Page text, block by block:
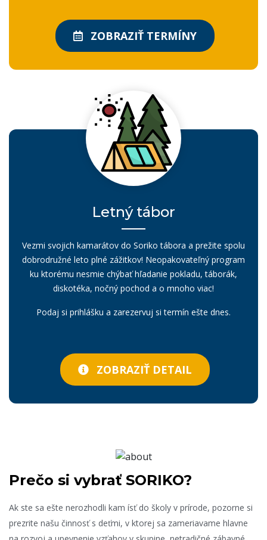
ZOBRAZIŤ TERMÍNY
Letný tábor
Vezmi svojich kamarátov do Soriko tábora a prežite spolu
dobrodružné leto plné zážitkov! Neopakovateľný program
ku ktorému nesmie chýbať hľadanie pokladu, táborák,
diskotéka, nočný pochod a o mnoho viac!
Podaj si prihlášku a zarezervuj si termín ešte dnes.
ZOBRAZIŤ DETAIL
Prečo si vybrať SORIKO?
Ak ste sa ešte nerozhodli kam ísť do školy v prírode, pozorne si
prezrite našu činnosť s deťmi, v ktorej sa zameriavame hlavne